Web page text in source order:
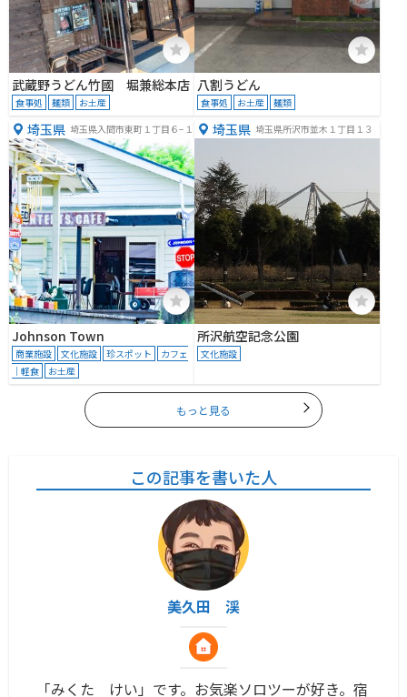
武蔵野うどん竹國 堀兼総本店
食事処 麺類 お土産
八割うどん
食事処 お土産 麺類
埼玉県 埼玉県入間市東町１丁目６−１
Johnson Town
商業施設 文化施設 珍スポット
カフェ
｜軽食
お土産
埼玉県 埼玉県所沢市並木１丁目１３
所沢航空記念公園
文化施設
もっと見る
この記事を書いた人
美久田 渓
「みくた けい」です。お気楽ソロツーが好き。宿